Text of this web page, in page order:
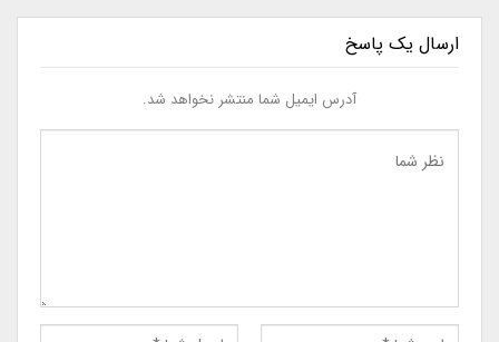
ارسال یک پاسخ
آدرس ایمیل شما منتشر نخواهد شد.